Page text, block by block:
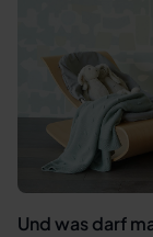
Und was darf